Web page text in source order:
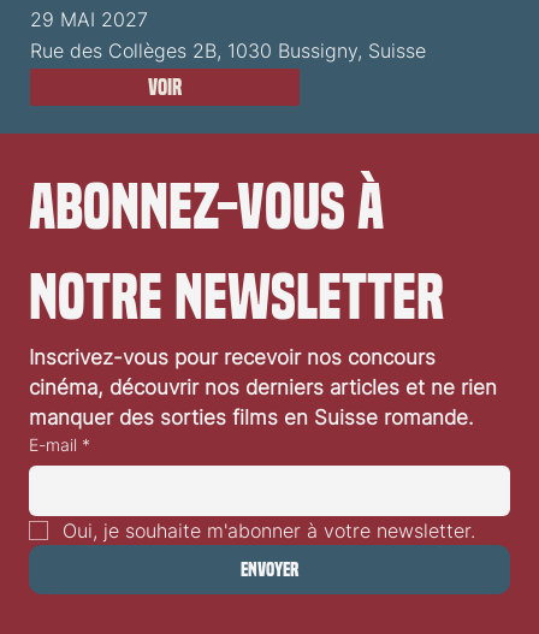
29 MAI 2027
Rue des Collèges 2B, 1030 Bussigny, Suisse
Voir
Abonnez-vous à
notre newsletter
Inscrivez-vous pour recevoir nos concours
cinéma, découvrir nos derniers articles et ne rien
manquer des sorties films en Suisse romande.
E-mail *
Oui, je souhaite m'abonner à votre newsletter.
Envoyer